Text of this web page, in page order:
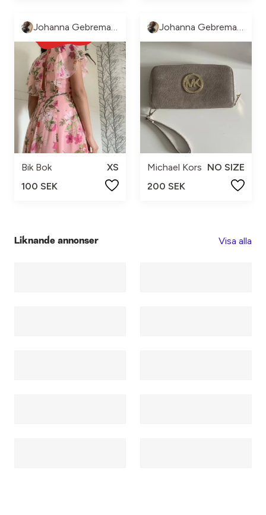
Johanna Gebremariam
Bik Bok
XS
100 SEK
Johanna Gebremariam
Michael Kors NO SIZE
200 SEK
Liknande annonser Visa alla